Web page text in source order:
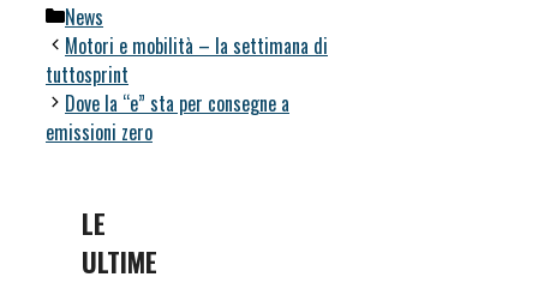
Categorie
News
Motori e mobilità – la settimana di
tuttosprint
Dove la “e” sta per consegne a
emissioni zero
LE
ULTIME